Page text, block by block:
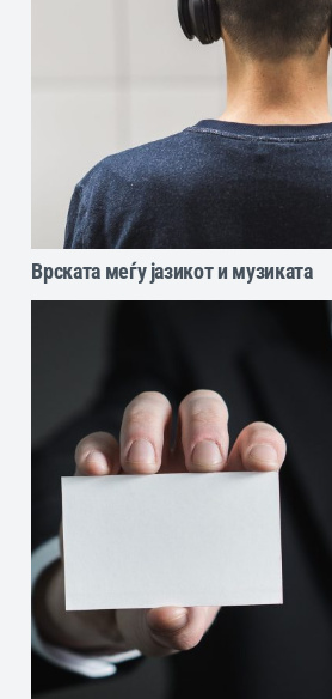
Врската меѓу јазикот и музиката